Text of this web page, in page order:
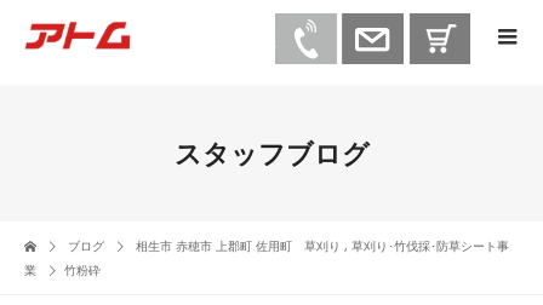
スタッフブログ
ブログ 相生市 赤穂市 上郡町 佐用町 草刈り , 草刈り･竹伐採･防草シート事
業
竹粉砕